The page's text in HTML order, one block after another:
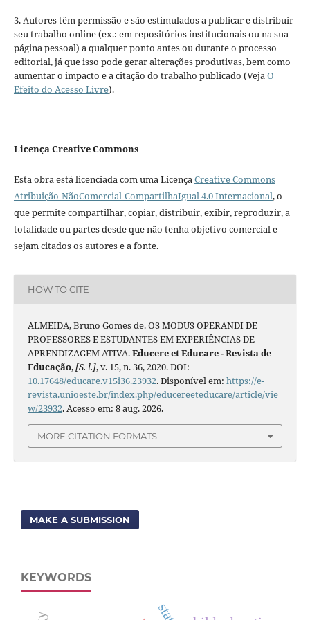
3. Autores têm permissão e são estimulados a publicar e distribuir
seu trabalho online (ex.: em repositórios institucionais ou na sua
página pessoal) a qualquer ponto antes ou durante o processo
editorial, já que isso pode gerar alterações produtivas, bem como
aumentar o impacto e a citação do trabalho publicado (VejaO
Efeito do Acesso Livre).
Licença Creative Commons
Esta obra está licenciada com uma LicençaCreative Commons
Atribuição-NãoComercial-CompartilhaIgual 4.0 Internacional, o
que permite compartilhar, copiar, distribuir, exibir, reproduzir, a
totalidade ou partes desde que não tenha objetivo comercial e
sejam citados os autores e a fonte.
HOW TO CITE
ALMEIDA, Bruno Gomes de. OS MODUS OPERANDI DE
PROFESSORES E ESTUDANTES EM EXPERIÊNCIAS DE
APRENDIZAGEM ATIVA.Educere et Educare - Revista de
Educação,[S. l.], v. 15, n. 36, 2020. DOI:
10.17648/educare.v15i36.23932. Disponível em: https://e-
revista.unioeste.br/index.php/educereeteducare/article/vie
w/23932. Acesso em: 8 aug. 2026.
MORE CITATION FORMATS
MAKE A SUBMISSION
KEYWORDS